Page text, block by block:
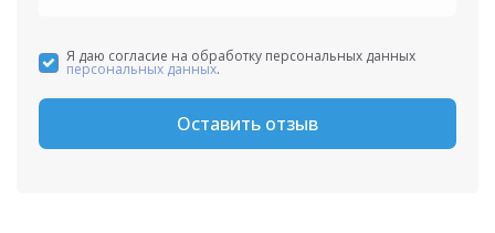
Я даю согласие на обработку персональных данных
персональных данных.
Оставить отзыв